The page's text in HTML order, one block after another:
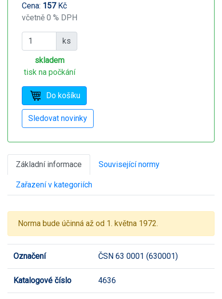
Cena: 157Kč
včetně 0 % DPH
ks
skladem
tisk na počkání
Základní informace Související normy
Zařazení v kategoriích
Norma bude účinná až od 1. května 1972.
Označení ČSN 63 0001 (630001)
Katalogové číslo 4636